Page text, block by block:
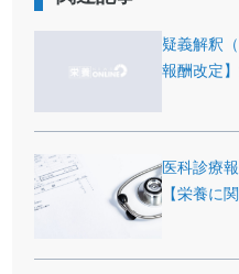
疑義解釈
報酬改定
医科診療
【栄養に